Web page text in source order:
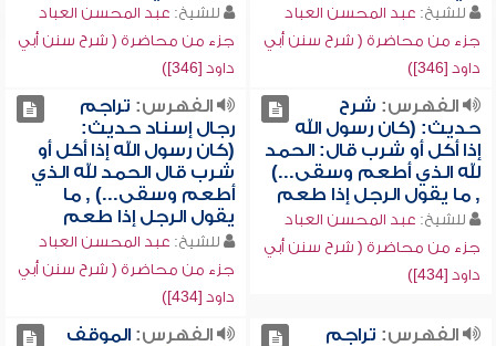
للشيخ: عبد المحسن العباد
جزء من محاضرة ( شرح سنن أبي
داود [346])
للشيخ: عبد المحسن العباد
جزء من محاضرة ( شرح سنن أبي
داود [346])
الفهرس: شرح
حديث: (كان رسول الله
إذا أكل أو شرب قال: الحمد
لله الذي أطعم وسقى...)
, ما يقول الرجل إذا طعم
للشيخ: عبد المحسن العباد
جزء من محاضرة ( شرح سنن أبي
داود [434])
الفهرس: تراجم
رجال إسناد حديث:
(كان رسول الله إذا أكل أو
شرب قال الحمد لله الذي
أطعم وسقى...) , ما
يقول الرجل إذا طعم
للشيخ: عبد المحسن العباد
جزء من محاضرة ( شرح سنن أبي
داود [434])
الفهرس: تراجم
الفهرس:الموقف